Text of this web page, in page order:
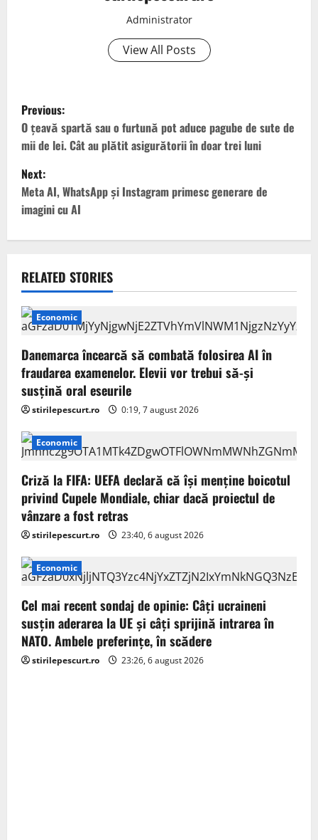
Administrator
View All Posts
P
o
s
t
n
v
i
g
a
t
i
o
n
Previous:
O țeavă spartă sau o furtună pot aduce pagube de sute de
mii de lei. Cât au plătit asigurătorii în doar trei luni
Next:
Meta AI, WhatsApp și Instagram primesc generare de
imagini cu AI
RELATED STORIES
Economic
Danemarca încearcă să combată folosirea AI în
fraudarea examenelor. Elevii vor trebui să-şi
susţină oral eseurile
stirilepescurt.ro 0:19, 7 august 2026
Economic
Criză la FIFA: UEFA declară că îşi menţine boicotul
privind Cupele Mondiale, chiar dacă proiectul de
vânzare a fost retras
stirilepescurt.ro 23:40, 6 august 2026
Economic
Cel mai recent sondaj de opinie: Câți ucraineni
susțin aderarea la UE și câți sprijină intrarea în
NATO. Ambele preferințe, în scădere
stirilepescurt.ro 23:26, 6 august 2026